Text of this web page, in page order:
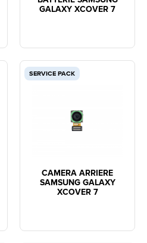
GALAXY XCOVER 7
SERVICE PACK
CAMERA ARRIERE
SAMSUNG GALAXY
XCOVER 7